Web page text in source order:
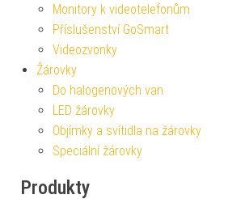
Monitory k videotelefonům
Příslušenství GoSmart
Videozvonky
Žárovky
Do halogenových van
LED žárovky
Objímky a svítidla na žárovky
Speciální žárovky
Produkty